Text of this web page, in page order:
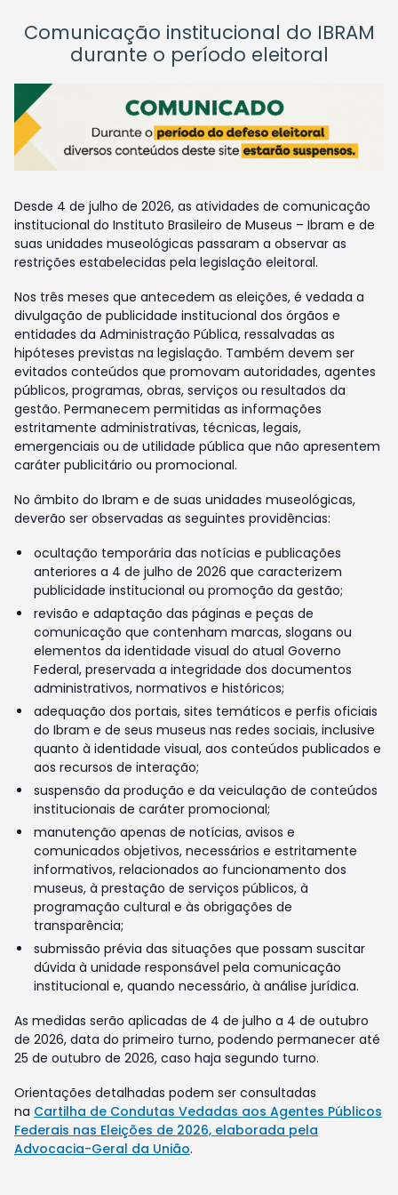
Comunicação institucional do IBRAM
durante o período eleitoral
Desde 4 de julho de 2026, as atividades de comunicação
institucional do Instituto Brasileiro de Museus – Ibram e de
suas unidades museológicas passaram a observar as
restrições estabelecidas pela legislação eleitoral.
Nos três meses que antecedem as eleições, é vedada a
divulgação de publicidade institucional dos órgãos e
entidades da Administração Pública, ressalvadas as
hipóteses previstas na legislação. Também devem ser
evitados conteúdos que promovam autoridades, agentes
públicos, programas, obras, serviços ou resultados da
gestão. Permanecem permitidas as informações
estritamente administrativas, técnicas, legais,
emergenciais ou de utilidade pública que não apresentem
caráter publicitário ou promocional.
No âmbito do Ibram e de suas unidades museológicas,
deverão ser observadas as seguintes providências:
ocultação temporária das notícias e publicações
anteriores a 4 de julho de 2026 que caracterizem
publicidade institucional ou promoção da gestão;
revisão e adaptação das páginas e peças de
comunicação que contenham marcas, slogans ou
elementos da identidade visual do atual Governo
Federal, preservada a integridade dos documentos
administrativos, normativos e históricos;
adequação dos portais, sites temáticos e perfis oficiais
do Ibram e de seus museus nas redes sociais, inclusive
quanto à identidade visual, aos conteúdos publicados e
aos recursos de interação;
suspensão da produção e da veiculação de conteúdos
institucionais de caráter promocional;
manutenção apenas de notícias, avisos e
comunicados objetivos, necessários e estritamente
informativos, relacionados ao funcionamento dos
museus, à prestação de serviços públicos, à
programação cultural e às obrigações de
transparência;
submissão prévia das situações que possam suscitar
dúvida à unidade responsável pela comunicação
institucional e, quando necessário, à análise jurídica.
As medidas serão aplicadas de 4 de julho a 4 de outubro
de 2026, data do primeiro turno, podendo permanecer até
25 de outubro de 2026, caso haja segundo turno.
Orientações detalhadas podem ser consultadas
na Cartilha de Condutas Vedadas aos Agentes Públicos
Federais nas Eleições de 2026, elaborada pela
Advocacia-Geral da União.